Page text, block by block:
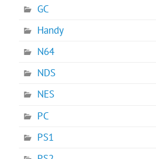
GC
Handy
N64
NDS
NES
PC
PS1